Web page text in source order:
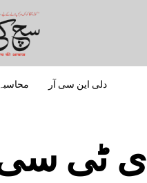
دلی این سی آر محاسبہ
ٹی